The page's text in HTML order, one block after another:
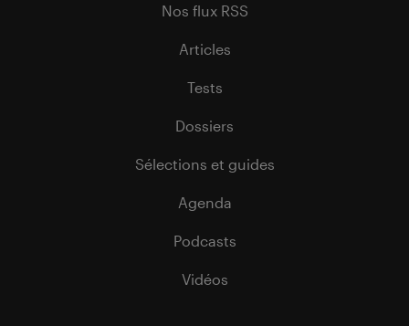
Nos flux RSS
Articles
Tests
Dossiers
Sélections et guides
Agenda
Podcasts
Vidéos